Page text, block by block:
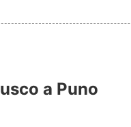
a Puno